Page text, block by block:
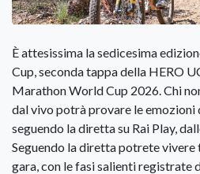
È attesissima la sedicesima
Cup, seconda tappa della HERO
Marathon World Cup 2026. Chi
dal vivo potrà provare le emozioni
seguendo la diretta su Rai Play,
Seguendo la diretta potrete
gara, con le fasi salienti registrate